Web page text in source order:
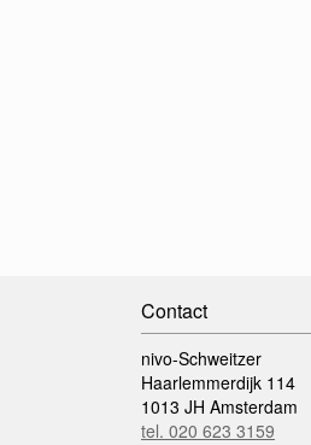
Contact
nivo-Schweitzer
Haarlemmerdijk 114
1013 JH Amsterdam
tel. 020 623 3159